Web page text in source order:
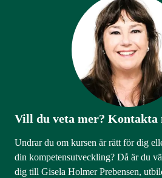
Vill du veta mer? Kontakta
Undrar du om kursen är rätt för dig
din kompetensutveckling? Då är du
dig till Gisela Holmer Prebensen,